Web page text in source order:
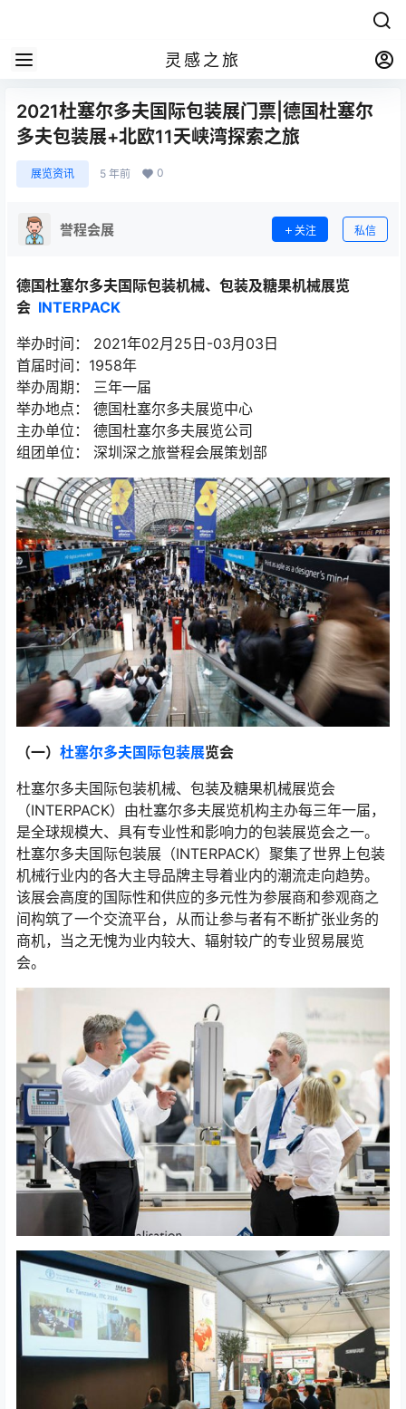
灵感之旅
2021杜塞尔多夫国际包装展门票|德国杜塞尔
多夫包装展+北欧11天峡湾探索之旅
展览资讯 5 年前 0
誉程会展 关注 私信
德国杜塞尔多夫国际包装机械、包装及糖果机械展览
会 INTERPACK
举办时间： 2021年02月25日-03月03日
首届时间：1958年
举办周期： 三年一届
举办地点： 德国杜塞尔多夫展览中心
主办单位： 德国杜塞尔多夫展览公司
组团单位： 深圳深之旅誉程会展策划部
（一） 杜塞尔多夫国际包装展览会
杜塞尔多夫国际包装机械、包装及糖果机械展览会
（INTERPACK）由杜塞尔多夫展览机构主办每三年一届，
是全球规模大、具有专业性和影响力的包装展览会之一。
杜塞尔多夫国际包装展（INTERPACK）聚集了世界上包装
机械行业内的各大主导品牌主导着业内的潮流走向趋势。
该展会高度的国际性和供应的多元性为参展商和参观商之
间构筑了一个交流平台，从而让参与者有不断扩张业务的
商机，当之无愧为业内较大、辐射较广的专业贸易展览
会。